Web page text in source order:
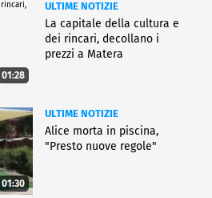
01:28
ULTIME NOTIZIE
La capitale della cultura e
dei rincari, decollano i
prezzi a Matera
01:30
ULTIME NOTIZIE
Alice morta in piscina,
"Presto nuove regole"